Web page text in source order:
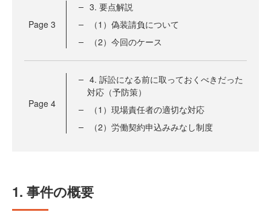
Page 3
3. 要点解説
（1）偽装請負について
（2）今回のケース
Page 4
4. 訴訟になる前に取っておくべきだった
対応（予防策）
（1）現場責任者の適切な対応
（2）労働契約申込みみなし制度
1. 事件の概要